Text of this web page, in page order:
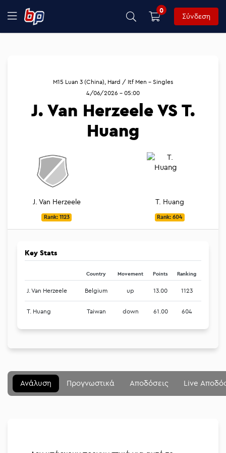
0
Σύνδεση
J. Van Herzeele
Rank: 1123
M15 Luan 3 (China), Hard / Itf Men - Singles
4/06/2026 - 05:00
J. Van Herzeele VS T.
Huang
T. Huang
Rank: 604
Key Stats
Country Movement Points Ranking
J. Van Herzeele Belgium up 13.00 1123
T. Huang Taiwan down 61.00 604
Ανάλυση Προγνωστικά Αποδόσεις Live
Μενού Κλείσιμο
Αναλύσεις